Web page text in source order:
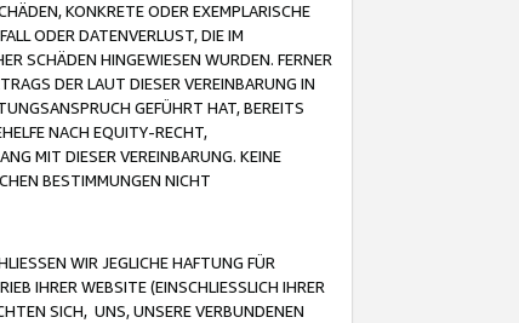
KONKRETE ODER EXEMPLARISCHE
ODER DATENVERLUST, DIE IM
SCHÄDEN HINGEWIESEN WURDEN. FERNER
DER LAUT DIESER VEREINBARUNG IN
GEFÜHRT HAT, BEREITS
NACH EQUITY-RECHT,
MIT DIESER VEREINBARUNG. KEINE
BESTIMMUNGEN NICHT
WIR JEGLICHE HAFTUNG FÜR
IHRER WEBSITE (EINSCHLIESSLICH IHRER
SICH, UNS, UNSERE VERBUNDENEN